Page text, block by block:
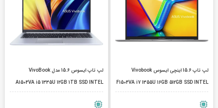
لپ تاپ 15.6 اینچی ایسوس Vivobook
F1504VA i7 1355U 16GB 512GB SSD INTEL
لپ تاپ ایسوس 15.6 مدل VivoBook
A1504VA i5 1335U 12GB 1TB SSD INTEL